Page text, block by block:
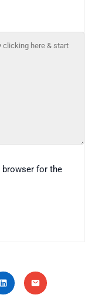
browser for the